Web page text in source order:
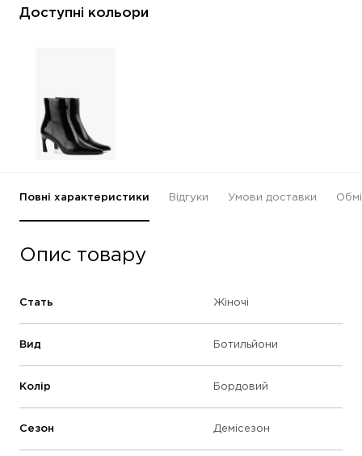
Доступні кольори
Повні характеристики Відгуки Умови доставки
Опис товару
Стать Жіночі
Вид Ботильйони
Колір Бордовий
Сезон Демісезон